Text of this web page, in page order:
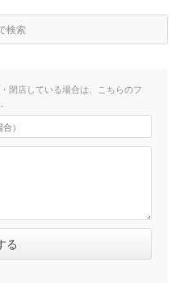
検索
閉店している場合は、こちらのフ